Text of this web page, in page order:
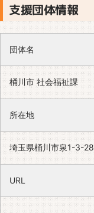
支援団体情報
団体名
桶川市 社会福祉課
所在地
埼玉県桶川市泉1-3-28
URL